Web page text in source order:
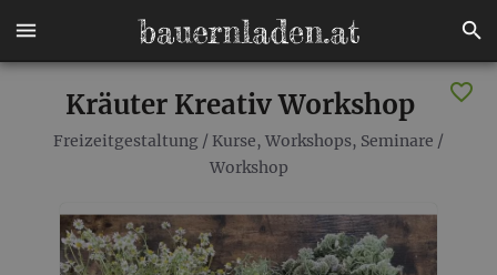
Kräuter Kreativ Workshop
Freizeitgestaltung / Kurse, Workshops, Seminare /
Workshop